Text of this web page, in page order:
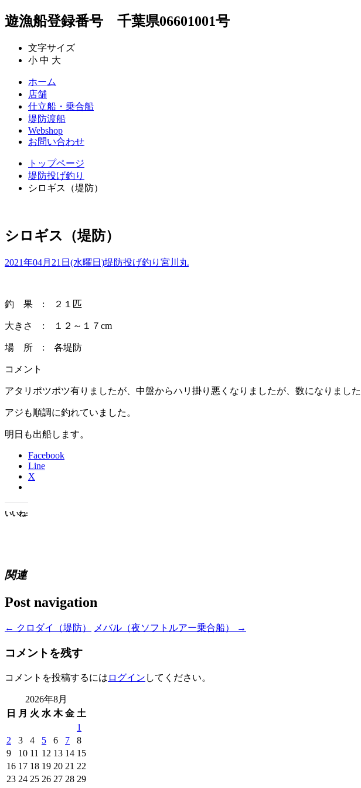
遊漁船登録番号 千葉県06601001号
文字サイズ
小 中 大
ホーム
店舗
仕立船・乗合船
堤防渡船
Webshop
お問い合わせ
トップページ
堤防投げ釣り
シロギス（堤防）
シロギス（堤防）
2021年04月21日(水曜日)堤防投げ釣り 宮川丸
釣 果 : ２１匹
大きさ : １２～１７cm
場 所 : 各堤防
コメント
アタリポツポツ有りましたが、中盤からハリ掛り悪くなりましたが、数になりました
アジも順調に釣れていました。
明日も出船します。
Facebook
Line
X
いいね:
関連
Post navigation
← クロダイ（堤防） メバル（夜ソフトルアー乗合船） →
コメントを残す
コメントを投稿するには ログイン してください。
2026年8月
日
月 火 水 木 金 土
1
2
3 4 5 6 7
8
9
10 11 12 13 14 15
16 17 18 19 20 21 22
23 24 25 26 27 28 29